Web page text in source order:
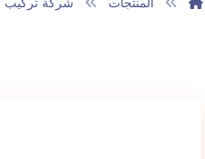
المنتجات شركة تركيب